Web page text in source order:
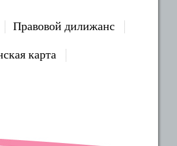
Правовой дилижанс
карта